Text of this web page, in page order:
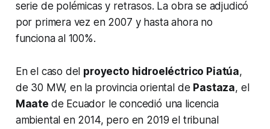
serie de polémicas y retrasos. La obra se adjudicó
por primera vez en 2007 y hasta ahora no
funciona al 100%.
En el caso del proyecto hidroeléctrico Piatúa,
de 30 MW, en la provincia oriental de Pastaza, el
Maate de Ecuador le concedió una licencia
ambiental en 2014, pero en 2019 el tribunal